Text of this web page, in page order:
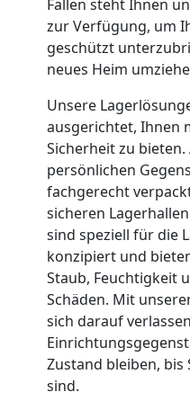
Fällen steht Ihnen
zur Verfügung, um
geschützt
neues Heim
Unsere
ausgerichtet, Ihnen
Sicherheit zu
persönlichen
fachgerecht
sicheren
sind speziell für die
konzipiert und
Staub, Feuchtigkeit
Schäden. Mit
sich darauf
Zustand bleiben, bis
sind.
Umzug
Nationaler
Umzug